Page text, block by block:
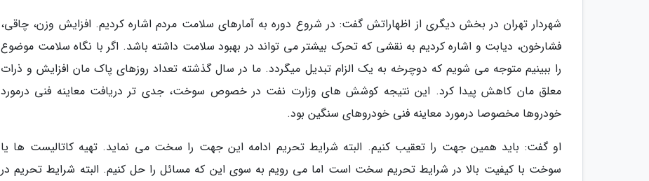
شهردار تهران در بخش دیگری از اظهاراتش گفت: در شروع دوره به آمارهای سلامت مردم اشاره کردیم. افزایش وزن، چاقی،
فشارخون، دیابت و اشاره کردیم به نقشی که تحرک بیشتر می تواند در بهبود سلامت داشته باشد. اگر با نگاه سلامت موضوع
را ببینیم متوجه می شویم که دوچرخه به یک الزام تبدیل میگردد. ما در سال گذشته تعداد روزهای پاک مان افزایش و ذرات
معلق مان کاهش پیدا کرد. این نتیجه کوشش های وزارت نفت در خصوص سوخت، جدی تر دریافت معاینه فنی درمورد
خودروها مخصوصا درمورد معاینه فنی خودروهای سنگین بود.
او گفت: باید همین جهت را تعقیب کنیم. البته شرایط تحریم ادامه این جهت را سخت می نماید. تهیه کاتالیست ها یا
سوخت با کیفیت بالا در شرایط تحریم سخت است اما می رویم به سوی این که مسائل را حل کنیم. البته شرایط تحریم در